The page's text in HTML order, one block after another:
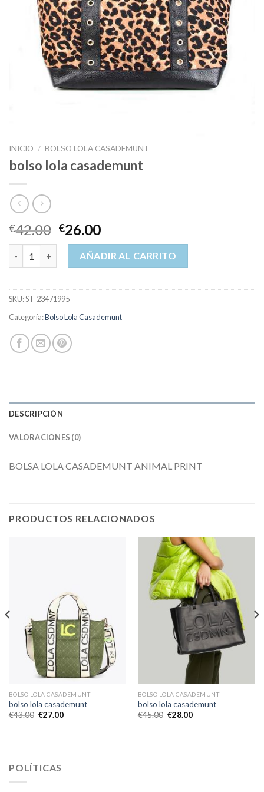
INICIO / BOLSO LOLA CASADEMUNT
bolso lola casademunt
€42.00 €26.00
bolso lola casademunt cantidad
AÑADIR AL CARRITO
SKU:ST-23471995
Categoría:Bolso Lola Casademunt
DESCRIPCIÓN
VALORACIONES (0)
BOLSA LOLA CASADEMUNT ANIMAL PRINT
PRODUCTOS RELACIONADOS
BOLSO LOLA CASADEMUNT
bolso lola casademunt
€43.00 €27.00
BOLSO LOLA CASADEMUNT
bolso lola casademunt
€45.00 €28.00
POLÍTICAS